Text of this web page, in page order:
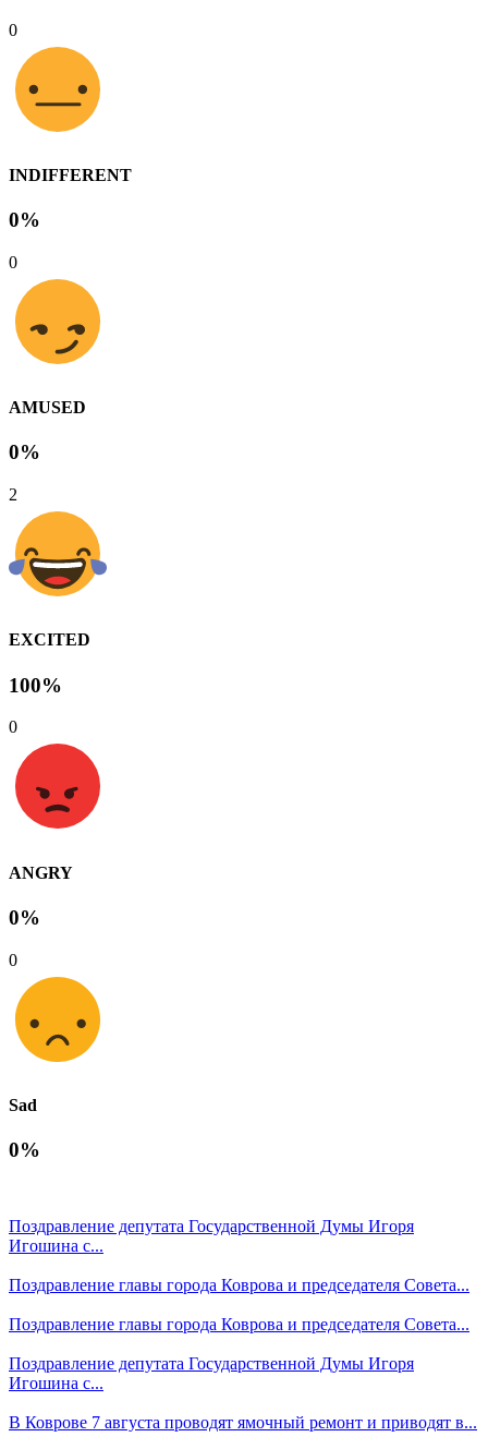
0
INDIFFERENT
0%
0
AMUSED
0%
2
EXCITED
100%
0
ANGRY
0%
0
Sad
0%
Поздравление депутата Государственной Думы Игоря
Игошина с...
Поздравление главы города Коврова и председателя Совета...
Поздравление главы города Коврова и председателя Совета...
Поздравление депутата Государственной Думы Игоря
Игошина с...
В Коврове 7 августа проводят ямочный ремонт и приводят в...